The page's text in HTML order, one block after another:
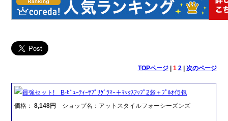
TOPページ| 1 2| 次のページ
最強セット! B-ﾋﾞｭｰﾃｨｰｻﾌﾟﾘｸﾞﾗﾏｰ＋ﾏｯｸｽｱｯﾌﾟ2袋＋ﾌﾟﾙｵｲ5包
価格：8,148円 ショップ名：アットスタイルフォーシーズンズ